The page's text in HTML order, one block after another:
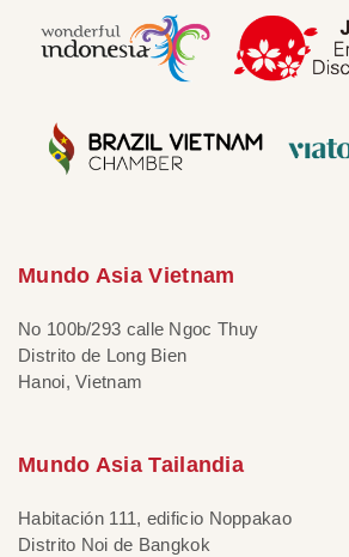
Mundo Asia Vietnam
No 100b/293 calle Ngoc Thuy
Distrito de Long Bien
Hanoi, Vietnam
Mundo Asia Tailandia
Habitación 111, edificio Noppakao
Distrito Noi de Bangkok